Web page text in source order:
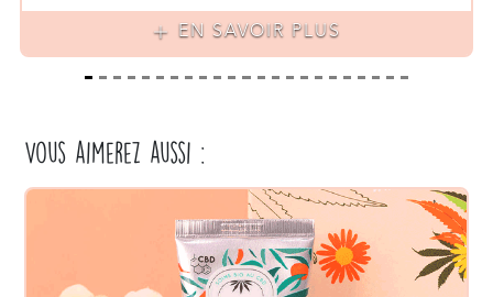
SANAKA
Masque Cheveux au CBD
Laissez un avis